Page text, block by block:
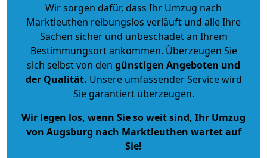
Wir sorgen dafür, dass Ihr Umzug nach
Marktleuthen reibungslos verläuft und alle Ihre
Sachen sicher und unbeschadet an Ihrem
Bestimmungsort ankommen. Überzeugen Sie
sich selbst von den günstigen Angeboten und
der Qualität. Unsere umfassender Service wird
Sie garantiert überzeugen.
Wir legen los, wenn Sie so weit sind, Ihr Umzug
von Augsburg nach Marktleuthen wartet auf
Sie!